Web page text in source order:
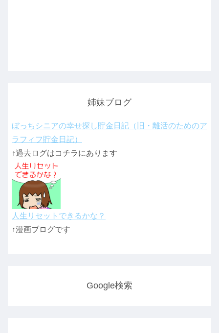
姉妹ブログ
ぼっちシニアの幸せ探し貯金日記（旧・離活のためのア
ラフィフ貯金日記）
↑過去ログはコチラにあります
人生リセットできるかな？
↑漫画ブログです
Google検索